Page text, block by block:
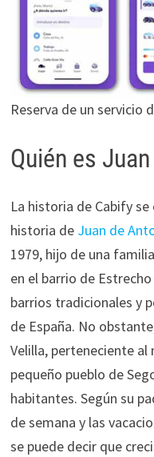
Reserva de un servicio
Quién es
La historia de Cabify
historia de Juan de
1979, hijo de una
en el barrio de
barrios tradicionales y
de España. No
Velilla, perteneciente al
pequeño pueblo de
habitantes. Según su
de semana y las
se puede decir que